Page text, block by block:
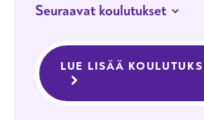
Seuraavat koulutukset
Vaarallisten kemikaalien
käytönvalvojan koulutus
23.–24.9.2026
LÄHIOPISKELU
LUE LISÄÄ